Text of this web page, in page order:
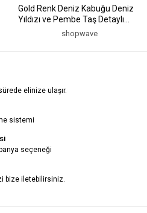
Gold Renk Deniz Kabuğu Deniz
Yıldızı ve Pembe Taş Detaylı
shopwave
elinize ulaşır.
sistemi
seçeneği
bize iletebilirsiniz.